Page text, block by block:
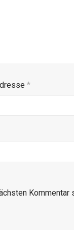
*
Kommentar